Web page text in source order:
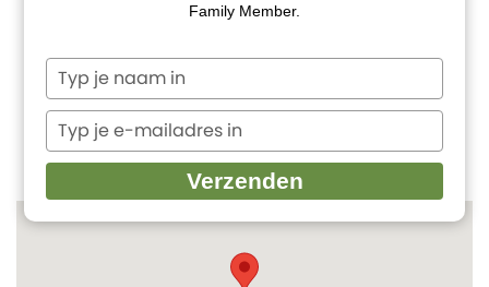
E: mattheussenan@gmail.com
W: https://mattheussenan.com/schoonheidssalon-
baarle-hertog/
Street View
Family Member.
Typ
je
naam
Typ
je
e-
mailadres
Verzenden